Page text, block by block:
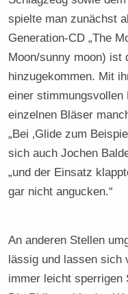
spielte man zunächst
Generation-CD „The
Moon/sunny moon) ist
hinzugekommen. Mit
einer
einzelnen Bläser
„Bei ‚Glide zum
sich auch Jochen
„und der Einsatz
gar nicht angucken.“
An anderen Stellen
lässig und lassen sich
immer leicht sperrigen